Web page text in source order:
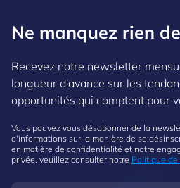
Ne manquez rien
Recevez notre newsletter
longueur d'avance sur les
opportunités qui comptent pour
Vous pouvez vous désabonner de la
d'informations sur la manière de se
en matière de confidentialité et notre
privée, veuillez consulter notre Politique